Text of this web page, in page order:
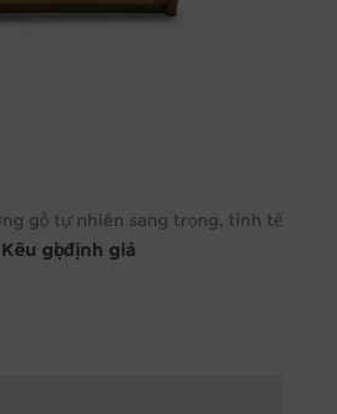
gỗ tự nhiên sang trọng, tinh tế
Kêu gọi định giá